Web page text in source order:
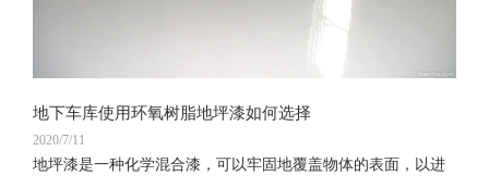
地下车库使用环氧树脂地坪漆如何选择
2020/7/11
地坪漆是一种化学混合漆，可以牢固地覆盖物体的表面，以进